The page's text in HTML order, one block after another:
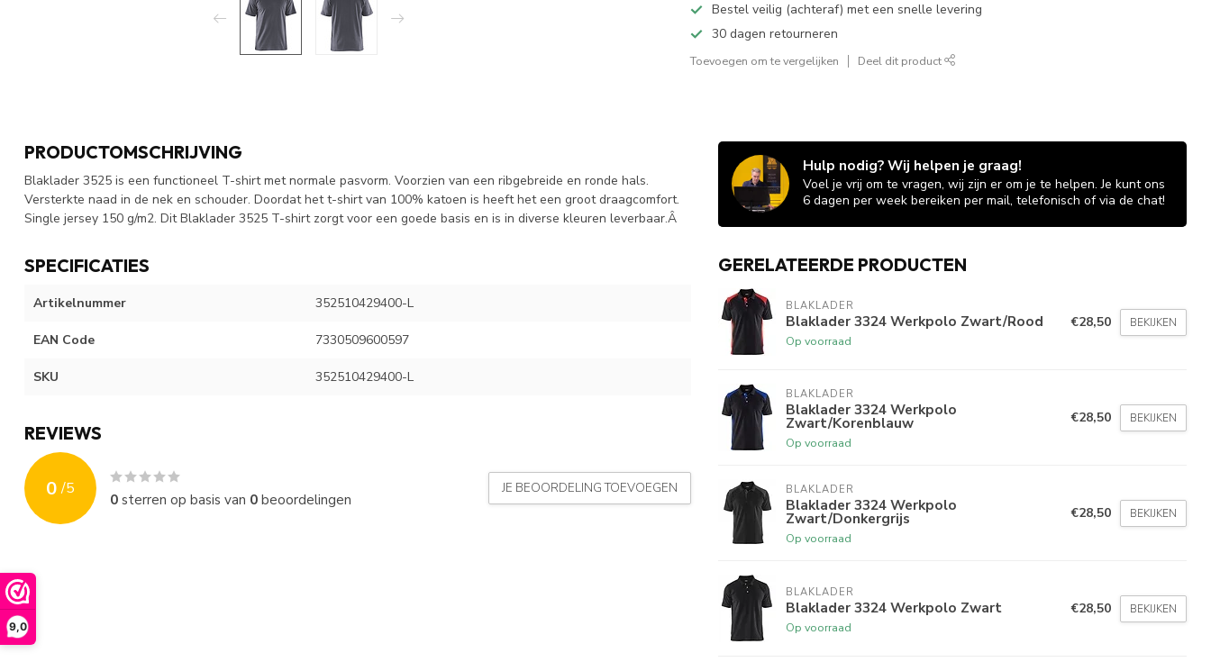
9,0
Bestel veilig (achteraf) met een snelle levering
30 dagen retourneren
Toevoegen om te vergelijken Deel dit product
PRODUCTOMSCHRIJVING
Blaklader 3525 is een functioneel T-shirt met normale pasvorm. Voorzien van een ribgebreide en ronde hals.
Versterkte naad in de nek en schouder. Doordat het t-shirt van 100% katoen is heeft het een groot draagcomfort.
Single jersey 150 g/m2. Dit Blaklader 3525 T-shirt zorgt voor een goede basis en is in diverse kleuren leverbaar.Â
SPECIFICATIES
Artikelnummer 352510429400-L
EAN Code 7330509600597
SKU 352510429400-L
REVIEWS
0 /5
0sterren op basis van 0beoordelingen
JE BEOORDELING TOEVOEGEN
Hulp nodig? Wij helpen je graag!
Voel je vrij om te vragen, wij zijn er om je te helpen. Je kunt ons
6 dagen per week bereiken per mail, telefonisch of via de chat!
GERELATEERDE PRODUCTEN
BLAKLADER
Blaklader 3324 Werkpolo Zwart/Rood
Op voorraad
€28,50 BEKIJKEN
BLAKLADER
Blaklader 3324 Werkpolo
Zwart/Korenblauw
Op voorraad
€28,50 BEKIJKEN
BLAKLADER
Blaklader 3324 Werkpolo
Zwart/Donkergrijs
Op voorraad
€28,50 BEKIJKEN
BLAKLADER
Blaklader 3324 Werkpolo Zwart
Op voorraad
€28,50 BEKIJKEN